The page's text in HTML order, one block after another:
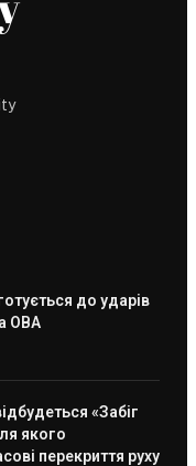
до ударів
ОВА
«Забіг
якого
перекриття руху